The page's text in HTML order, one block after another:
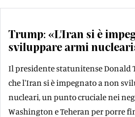
Trump: «L'Iran si è
sviluppare armi
Il presidente statunitense Donald
che l'Iran si è impegnato a non
nucleari, un punto cruciale nei
Washington e Teheran per porre